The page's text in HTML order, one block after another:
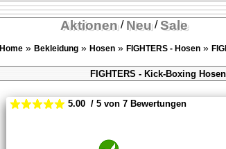
Aktionen/ Neu/Sale
Home » Bekleidung » Hosen » FIGHTERS - Hosen »
FIGHTERS - Kick-Boxing
5.00 / 5 von 7 Bewertungen